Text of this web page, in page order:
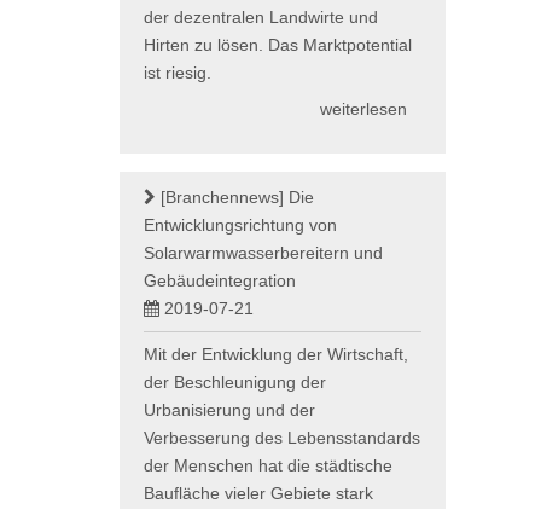
der dezentralen Landwirte und
Hirten zu lösen. Das Marktpotential
ist riesig.
weiterlesen
[Branchennews] Die
Entwicklungsrichtung von
Solarwarmwasserbereitern und
Gebäudeintegration
2019-07-21
Mit der Entwicklung der Wirtschaft,
der Beschleunigung der
Urbanisierung und der
Verbesserung des Lebensstandards
der Menschen hat die städtische
Baufläche vieler Gebiete stark